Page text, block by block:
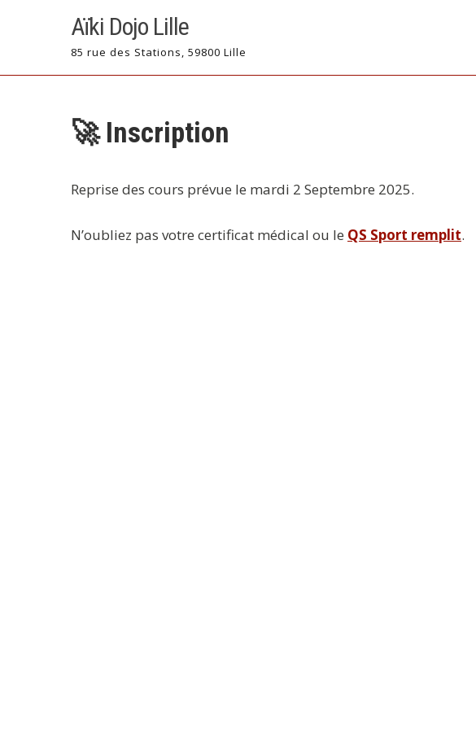
Aïki Dojo Lille
85 rue des Stations, 59800 Lille
🚀 Inscription
Reprise des cours prévue le mardi 2 Septembre 2025.
N’oubliez pas votre certificat médical ou le QS Sport remplit.